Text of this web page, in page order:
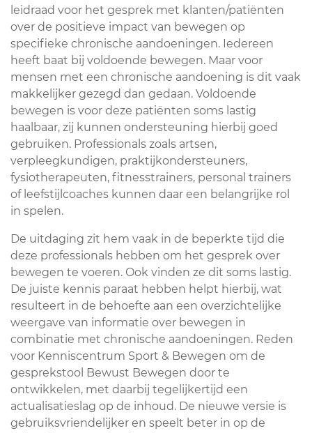
leidraad voor het gesprek met klanten/patiënten
over de positieve impact van bewegen op
specifieke chronische aandoeningen. Iedereen
heeft baat bij voldoende bewegen. Maar voor
mensen met een chronische aandoening is dit vaak
makkelijker gezegd dan gedaan. Voldoende
bewegen is voor deze patiënten soms lastig
haalbaar, zij kunnen ondersteuning hierbij goed
gebruiken. Professionals zoals artsen,
verpleegkundigen, praktijkondersteuners,
fysiotherapeuten, fitnesstrainers, personal trainers
of leefstijlcoaches kunnen daar een belangrijke rol
in spelen.
De uitdaging zit hem vaak in de beperkte tijd die
deze professionals hebben om het gesprek over
bewegen te voeren. Ook vinden ze dit soms lastig.
De juiste kennis paraat hebben helpt hierbij, wat
resulteert in de behoefte aan een overzichtelijke
weergave van informatie over bewegen in
combinatie met chronische aandoeningen. Reden
voor Kenniscentrum Sport & Bewegen om de
gesprekstool Bewust Bewegen door te
ontwikkelen, met daarbij tegelijkertijd een
actualisatieslag op de inhoud. De nieuwe versie is
gebruiksvriendelijker en speelt beter in op de